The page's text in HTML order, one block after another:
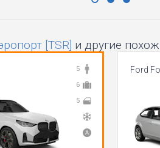
[TSR] и другие
5
6
5
Ford